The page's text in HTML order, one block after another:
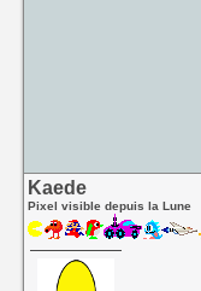
Kaede
Pixel visible depuis la Lune